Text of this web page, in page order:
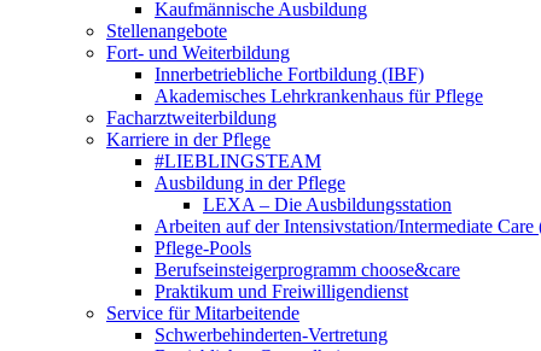
Kaufmännische Ausbildung
Stellenangebote
Fort- und Weiterbildung
Innerbetriebliche Fortbildung (IBF)
Akademisches Lehrkrankenhaus für Pflege
Facharztweiterbildung
Karriere in der Pflege
#LIEBLINGSTEAM
Ausbildung in der Pflege
LEXA – Die Ausbildungsstation
Arbeiten auf der Intensivstation/Intermediate
Pflege-Pools
Berufseinsteigerprogramm choose&care
Praktikum und Freiwilligendienst
Service für Mitarbeitende
Schwerbehinderten-Vertretung